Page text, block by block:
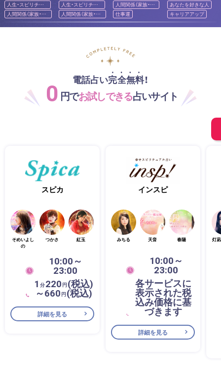
人生・スピリチュ
アル
人間関係（家族・友
人）
人生・スピリチュ
アル
人間関係（家族・友
人）
人間関係（家族・友
人）
仕事運
あなたを好きな人
キャリアアップ
電話占い完全無料！
0 円でお試しできる占いサイト
スピカ
そめいよし
の
つかさ 紅玉
10:00～
23:00
1 分220 円(税込)
～660 円(税込)
詳細を見る
インスピ
みちる 天音 春陽
10:00～
23:00
各サービスに
表示された税
込み価格に基
づきます
詳細を見る
灯